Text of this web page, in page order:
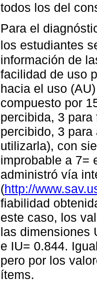
todos los del
Para el
los estudiantes
información de
facilidad de uso
hacia el uso
compuesto por
percibida, 3
percibido, 3
utilizarla), con
improbable a 7=
administró vía
(http://
fiabilidad
este caso, los
las dimensiones
e IU= 0.844.
pero por los
ítems.